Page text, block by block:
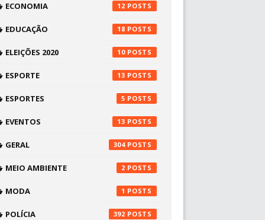
ECONOMIA 12
EDUCAÇÃO 18
ELEIÇÕES 2020 10
ESPORTE 13
ESPORTES 5
EVENTOS 13
GERAL 304
MEIO AMBIENTE 2
MODA 1
POLÍCIA 392